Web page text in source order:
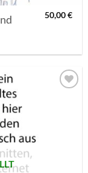
50,00€